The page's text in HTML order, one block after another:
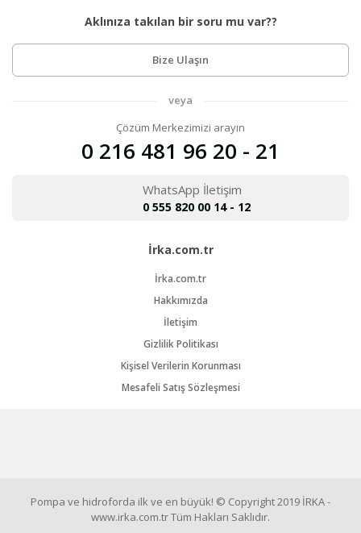
Aklınıza takılan bir soru mu var??
Bize Ulaşın
veya
Çözüm Merkezimizi arayın
0 216 481 96 20 - 21
WhatsApp İletişim
0 555 820 00 14 - 12
İrka.com.tr
İrka.com.tr
Hakkımızda
İletişim
Gizlilik Politikası
Kişisel Verilerin Korunması
Mesafeli Satış Sözleşmesi
Pompa ve hidroforda ilk ve en büyük! © Copyright 2019 İRKA -
www.irka.com.tr Tüm Hakları Saklıdır.